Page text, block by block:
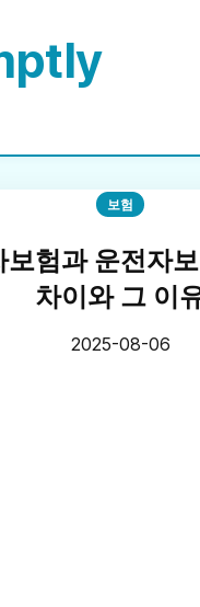
보험
보험과 운전자
차이와 그 이
2025-08-06